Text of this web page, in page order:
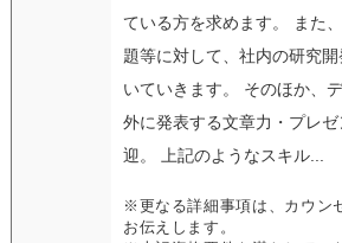
ている方を求めます。 また
題等に対して、社内の研究
いていきます。 そのほか、
外に発表する文章力・プレ
迎。 上記のようなスキル...
※更なる詳細事項は、カウン
お伝えします。